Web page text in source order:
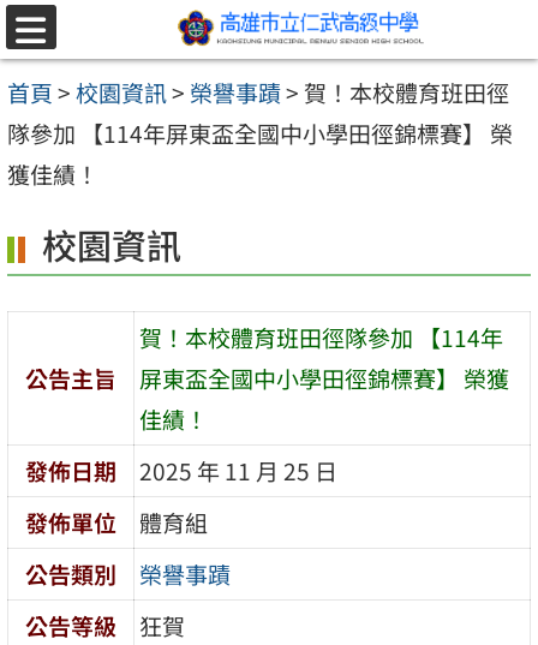
跳至主要內容區
選
單
首頁>校園資訊> 榮譽事蹟> 賀！本校體育班田徑
隊參加 【114年屏東盃全國中小學田徑錦標賽】 榮
獲佳績！
校園資訊
公告主旨
賀！本校體育班田徑隊參加 【114年
屏東盃全國中小學田徑錦標賽】 榮獲
佳績！
發佈日期
2025 年 11 月 25 日
發佈單位
體育組
公告類別
榮譽事蹟
公告等級
狂賀